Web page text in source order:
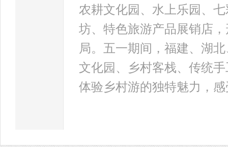
农耕文化园、水上乐园、
坊、特色旅游产品展销店
局。五一期间，福建、湖
文化园、乡村客栈、传统
体验乡村游的独特魅力，